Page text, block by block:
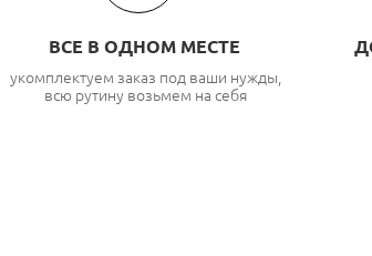
ВСЕ В ОДНОМ МЕСТЕ
укомплектуем заказ под ваши нужды,
всю рутину возьмем на себя